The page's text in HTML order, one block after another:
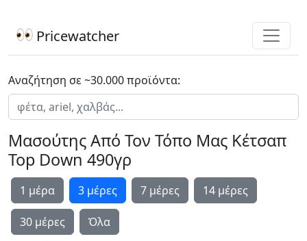
Pricewatcher
Αναζήτηση σε ~30.000 προϊόντα:
Μασούτης Από Τον Τόπο Μας Κέτσαπ
Top Down 490γρ
1 μέρα 3 μέρες 7 μέρες 14 μέρες
30 μέρες Όλα